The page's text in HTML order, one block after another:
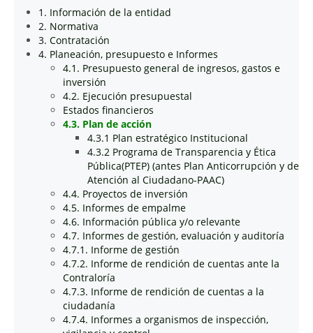
1. Información de la entidad
2. Normativa
3. Contratación
4. Planeación, presupuesto e Informes
4.1. Presupuesto general de ingresos, gastos e
inversión
4.2. Ejecución presupuestal
Estados financieros
4.3. Plan de acción
4.3.1 Plan estratégico Institucional
4.3.2 Programa de Transparencia y Ética
Pública(PTEP) (antes Plan Anticorrupción y de
Atención al Ciudadano-PAAC)
4.4. Proyectos de inversión
4.5. Informes de empalme
4.6. Información pública y/o relevante
4.7. Informes de gestión, evaluación y auditoría
4.7.1. Informe de gestión
4.7.2. Informe de rendición de cuentas ante la
Contraloría
4.7.3. Informe de rendición de cuentas a la
ciudadanía
4.7.4. Informes a organismos de inspección,